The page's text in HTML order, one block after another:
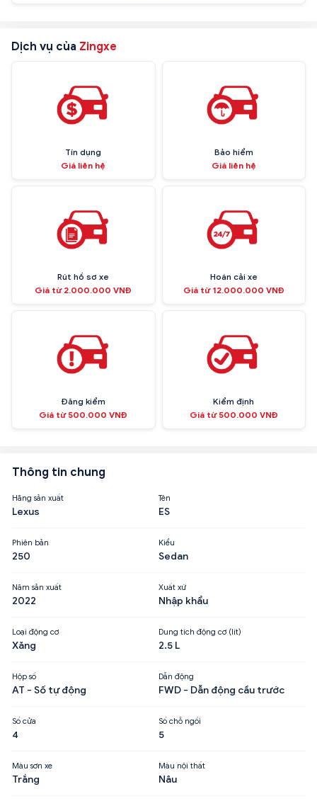
Dịch vụ của Zingxe
Tín dụng
Giá liên hệ
Bảo hiểm
Giá liên hệ
Rút hồ sơ xe
Giá từ 2.000.000 VNĐ
Hoán cải xe
Giá từ 12.000.000 VNĐ
Đăng kiểm
Giá từ 500.000 VNĐ
Kiểm định
Giá từ 500.000 VNĐ
Thông tin chung
Hãng sản xuất
Lexus
Tên
ES
Phiên bản
250
Kiểu
Sedan
Năm sản xuất
2022
Xuất xứ
Nhập khẩu
Loại động cơ
Xăng
Dung tích động cơ (lít)
2.5 L
Hộp số
AT - Số tự động
Dẫn động
FWD - Dẫn động cầu trước
Số cửa
4
Số chỗ ngồi
5
Màu sơn xe
Trắng
Màu nội thất
Nâu